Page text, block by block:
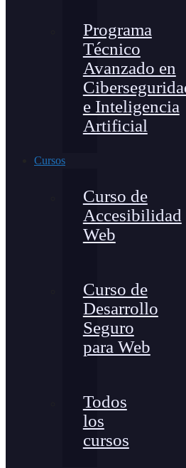
Programa
Técnico
Avanzado en
e Inteligencia
Artificial
Cursos
Curso de
Accesibilidad
Web
Curso de
Desarrollo
Seguro
para Web
Todos
los
cursos